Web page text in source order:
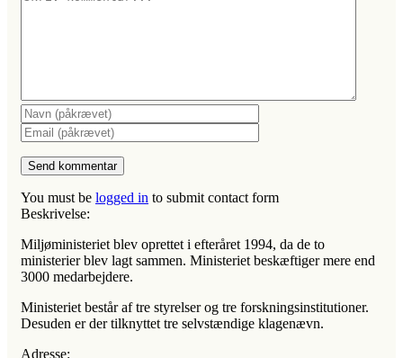
You must be logged in to submit contact form
Beskrivelse:
Miljøministeriet blev oprettet i efteråret 1994, da de to
ministerier blev lagt sammen. Ministeriet beskæftiger mere end
3000 medarbejdere.
Ministeriet består af tre styrelser og tre forskningsinstitutioner.
Desuden er der tilknyttet tre selvstændige klagenævn.
Adresse: